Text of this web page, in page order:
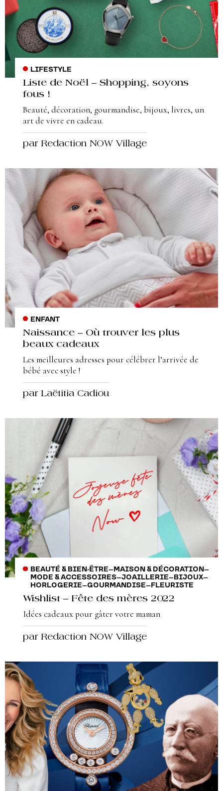
LIFESTYLE
Liste de Noël – Shopping, soyons
fous !
Beauté, décoration, gourmandise, bijoux, livres, un
art de vivre en cadeau.
par Redaction NOW Village
ENFANT
Naissance – Où trouver les plus
beaux cadeaux
Les meilleures adresses pour célébrer l’arrivée de
bébé avec style !
par Laëtitia Cadiou
BEAUTÉ & BIEN-ÊTRE–MAISON & DÉCORATION–
MODE & ACCESSOIRES–JOAILLERIE–BIJOUX–
HORLOGERIE–GOURMANDISE–FLEURISTE
Wishlist – Fête des mères 2022
Idées cadeaux pour gâter votre maman
par Redaction NOW Village